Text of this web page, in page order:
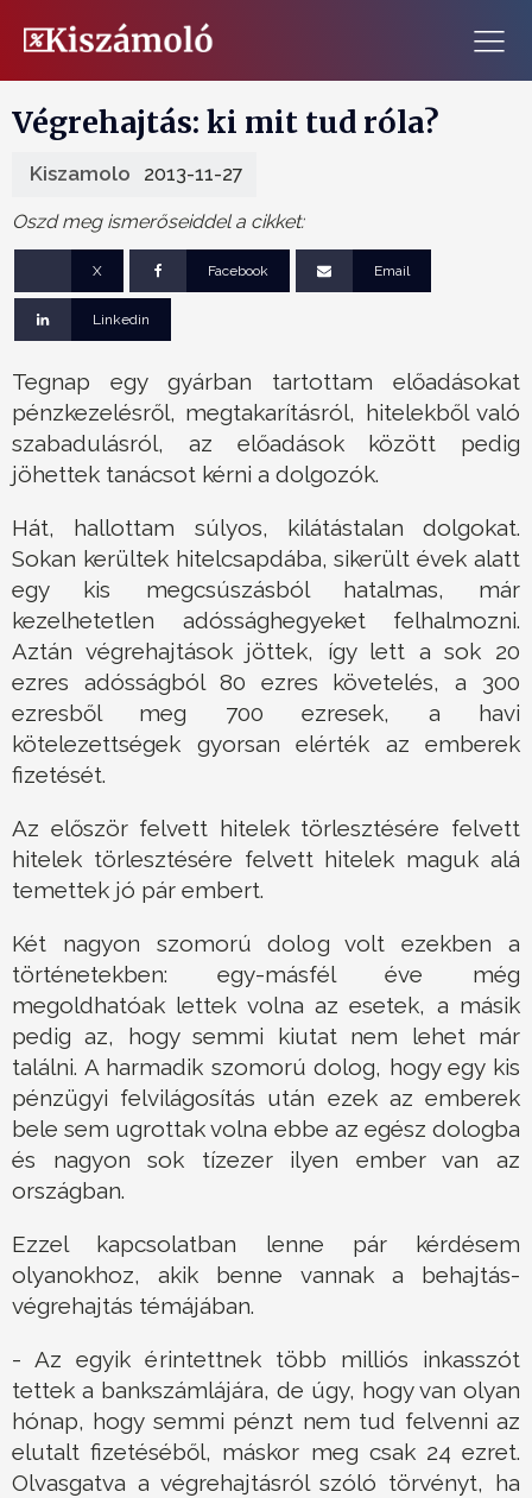
Végrehajtás: ki mit tud róla?
Kiszamolo 2013-11-27
Oszd meg ismerőseiddel a cikket:
X Facebook Email
Linkedin
Tegnap egy gyárban tartottam előadásokat
pénzkezelésről, megtakarításról, hitelekből való
szabadulásról, az előadások között pedig
jöhettek tanácsot kérni a dolgozók.
Hát, hallottam súlyos, kilátástalan dolgokat.
Sokan kerültek hitelcsapdába, sikerült évek alatt
egy kis megcsúszásból hatalmas, már
kezelhetetlen adóssághegyeket felhalmozni.
Aztán végrehajtások jöttek, így lett a sok 20
ezres adósságból 80 ezres követelés, a 300
ezresből meg 700 ezresek, a havi
kötelezettségek gyorsan elérték az emberek
fizetését.
Az először felvett hitelek törlesztésére felvett
hitelek törlesztésére felvett hitelek maguk alá
temettek jó pár embert.
Két nagyon szomorú dolog volt ezekben a
történetekben: egy-másfél éve még
megoldhatóak lettek volna az esetek, a másik
pedig az, hogy semmi kiutat nem lehet már
találni. A harmadik szomorú dolog, hogy egy kis
pénzügyi felvilágosítás után ezek az emberek
bele sem ugrottak volna ebbe az egész dologba
és nagyon sok tízezer ilyen ember van az
országban.
Ezzel kapcsolatban lenne pár kérdésem
olyanokhoz, akik benne vannak a behajtás-
végrehajtás témájában.
- Az egyik érintettnek több milliós inkasszót
tettek a bankszámlájára, de úgy, hogy van olyan
hónap, hogy semmi pénzt nem tud felvenni az
elutalt fizetéséből, máskor meg csak 24 ezret.
Olvasgatva a végrehajtásról szóló törvényt, ha